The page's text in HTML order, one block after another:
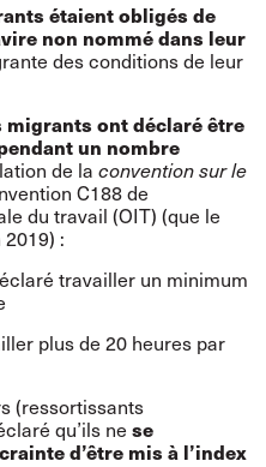
étaient obligés de
non nommé dans leur
des conditions de leur
migrants ont déclaré être
un nombre
de la convention sur le
C188 de
du travail (OIT) (que le
:
travailler un minimum
plus de 20 heures par
(ressortissants
qu’ils ne se
d’être mis à l’index